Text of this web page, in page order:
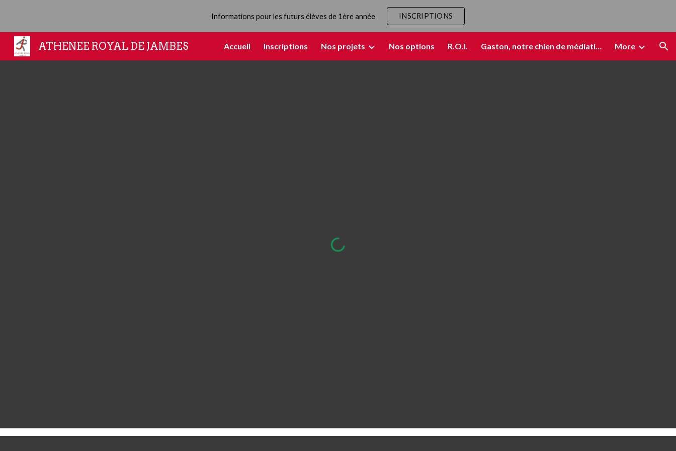
Skip to main content Skip to navigation
Informations pour les futurs élèves de 1ère année INSCRIPTIONS
ATHENEE ROYAL DE JAMBES Accueil Inscriptions Nos projets Nos options R.O.I. Gaston, notre chien de médiation More